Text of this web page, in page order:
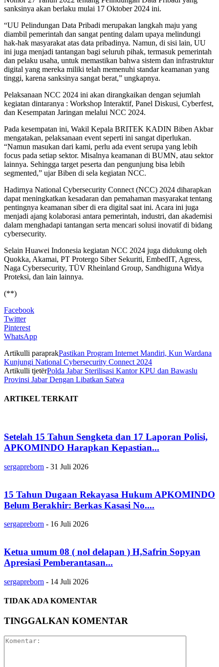
sanksinya akan berlaku mulai 17 Oktober 2024 ini.
“UU Pelindungan Data Pribadi merupakan langkah maju yang
diambil pemerintah dan sangat penting dalam upaya melindungi
hak-hak masyarakat atas data pribadinya. Namun, di sisi lain, UU
ini juga menjadi tantangan bagi seluruh pihak, termasuk pemerintah
dan pelaku usaha, untuk memastikan bahwa sistem dan infrastruktur
digital yang mereka miliki telah memenuhi standar keamanan yang
tinggi, karena sanksinya sangat berat,” ungkapnya.
Pelaksanaan NCC 2024 ini akan dirangkaikan dengan sejumlah
kegiatan dintaranya : Workshop Interaktif, Panel Diskusi, Cyberfest,
dan Kesempatan Jaringan melalui NCC 2024.
Pada kesempatan ini, Wakil Kepala BRITEK KADIN Biben Akbar
mengatakan, pelaksanaan event seperti ini sangat diperlukan.
“Namun masukan dari kami, perlu ada event serupa yang lebih
focus pada setiap sektor. Misalnya keamanan di BUMN, atau sektor
lainnya. Sehingga target peserta dan pengunjung bisa lebih
segmented,” ujar Biben di sela kegiatan NCC.
Hadirnya National Cybersecurity Connect (NCC) 2024 diharapkan
dapat meningkatkan kesadaran dan pemahaman masyarakat tentang
pentingnya keamanan siber di era digital saat ini. Acara ini juga
menjadi ajang kolaborasi antara pemerintah, industri, dan akademisi
dalam menghadapi tantangan serta mencari solusi inovatif di bidang
cybersecurity.
Selain Huawei Indonesia kegiatan NCC 2024 juga didukung oleh
Quokka, Akamai, PT Protergo Siber Sekuriti, EmbedIT, Agress,
Naga Cybersecurity, TÜV Rheinland Group, Sandhiguna Widya
Proteksi, dan lain lainnya.
(**)
Facebook
Twitter
Pinterest
WhatsApp
Artikulli paraprakPastikan Program Internet Mandiri, Kun Wardana
Kunjungi National Cybersecurity Connect 2024
Artikulli tjetërPolda Jabar Sterilisasi Kantor KPU dan Bawaslu
Provinsi Jabar Dengan Libatkan Satwa
ARTIKEL TERKAIT
Setelah 15 Tahun Sengketa dan 17 Laporan Polisi,
APKOMINDO Harapkan Kepastian...
sergapreborn - 31 Juli 2026
15 Tahun Dugaan Rekayasa Hukum APKOMINDO
Belum Berakhir: Berkas Kasasi No....
sergapreborn - 16 Juli 2026
Ketua umum 08 ( nol delapan ) H,Safrin Sopyan
Apresiasi Pemberantasan...
sergapreborn - 14 Juli 2026
TIDAK ADA KOMENTAR
TINGGALKAN KOMENTAR